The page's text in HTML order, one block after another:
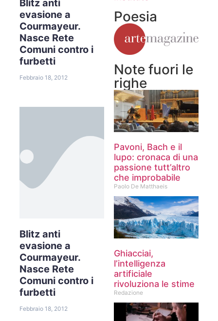
Blitz anti
evasione a
Courmayeur.
Nasce Rete
Comuni contro i
furbetti
Febbraio 18, 2012
Blitz anti
evasione a
Courmayeur.
Nasce Rete
Comuni contro i
furbetti
Febbraio 18, 2012
Poesia
Note fuori le
righe
Pavoni, Bach e il
lupo: cronaca di una
passione tutt’altro
che improbabile
Paolo De Matthaeis
Ghiacciai,
l’intelligenza
artificiale
rivoluziona le stime
Redazione